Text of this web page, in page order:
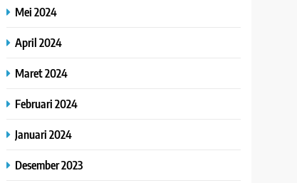
Mei 2024
April 2024
Maret 2024
Februari 2024
Januari 2024
Desember 2023